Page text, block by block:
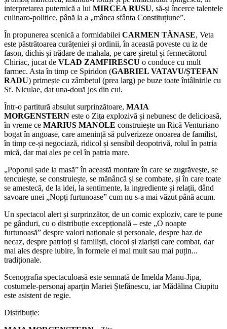
interpretarea puternică a lui MIRCEA RUSU, să-și încerce talentele
culinaro-politice, până la a „mânca sfânta Constituțiune”.
În propunerea scenică a formidabilei CARMEN TĂNASE, Veta
este păstrătoarea curățeniei și ordinii, în această poveste cu iz de
fason, dichis și trădare de mahala, pe care șiretul și fermecătorul
Chiriac, jucat de VLAD ZAMFIRESCU o conduce cu mult
farmec. Asta în timp ce Spiridon (GABRIEL VATAVU/ȘTEFAN
RADU) primește cu zâmbetul (prea larg) pe buze toate întâlnirile cu
Sf. Niculae, dat una-două jos din cui.
Într-o partitură absulut surprinzătoare, MAIA
MORGENSTERN este o Zița explozivă și nebunesc de delicioasă,
în vreme ce MARIUS MANOLE construiește un Rică Venturiano
bogat în angoase, care amenință să pulverizeze onoarea de familist,
în timp ce-și negociază, ridicol și sensibil deopotrivă, rolul în patria
mică, dar mai ales pe cel în patria mare.
„Poporul șade la masă” în această montare în care se zugrăvește, se
tencuiește, se construiește, se mănâncă și se combate, și în care toate
se amestecă, de la idei, la sentimente, la ingrediente și relații, dând
savoare unei „Nopți furtunoase” cum nu s-a mai văzut până acum.
Un spectacol alert și surprinzător, de un comic exploziv, care te pune
pe gânduri, cu o distribuție excepțională – este „O noapte
furtunoasă” despre valori naționale și personale, despre haz de
necaz, despre patrioți și familiști, ciocoi și ziariști care combat, dar
mai ales despre iubire, în formele ei mai mult sau mai puțin...
tradiționale.
Scenografia spectaculoasă este semnată de Imelda Manu-Jipa,
costumele-personaj aparțin Mariei Ștefănescu, iar Mădălina Ciupitu
este asistent de regie.
Distribuție: